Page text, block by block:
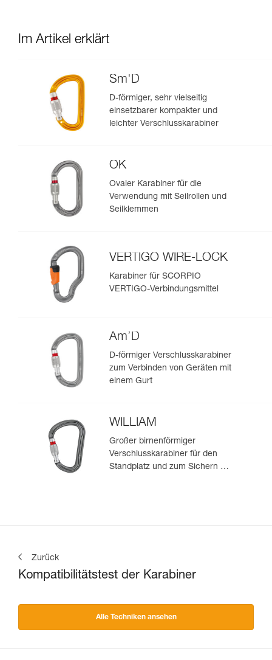
Im Artikel erklärt
Sm'D
D-förmiger, sehr vielseitig
einsetzbarer kompakter und
leichter Verschlusskarabiner
OK
Ovaler Karabiner für die
Verwendung mit Seilrollen und
Seilklemmen
VERTIGO WIRE-LOCK
Karabiner für SCORPIO
VERTIGO-Verbindungsmittel
Am’D
D-förmiger Verschlusskarabiner
zum Verbinden von Geräten mit
einem Gurt
WILLIAM
Großer birnenförmiger
Verschlusskarabiner für den
Standplatz und zum Sichern mit
Zurück
Kompatibilitätstest der Karabiner
Alle Techniken ansehen